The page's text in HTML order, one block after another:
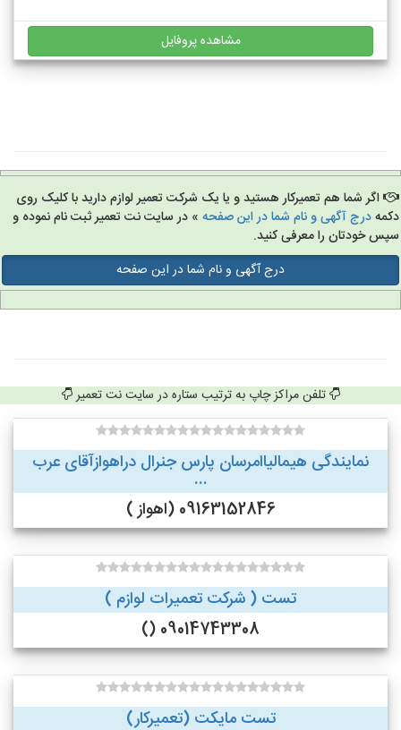
مشاهده پروفایل
اگر شما هم تعمیرکار هستید و یا یک شرکت تعمیر لوازم دارید با کلیک روی
درج آگهی و نام شما در این صفحه» در سایت نت تعمیر ثبت نام نموده و
خودتان را معرفی کنید.
درج آگهی و نام شما در این صفحه
تلفن مراکز چاپ به ترتیب ستاره در سایت نت تعمیر
نمایندگی هیمالیاامرسان پارس جنرال دراهوازآقای عرب
...
09163152846 (اهواز )
تست ( شرکت تعمیرات لوازم )
09014743308 ()
تست مایکت (تعمیرکار)